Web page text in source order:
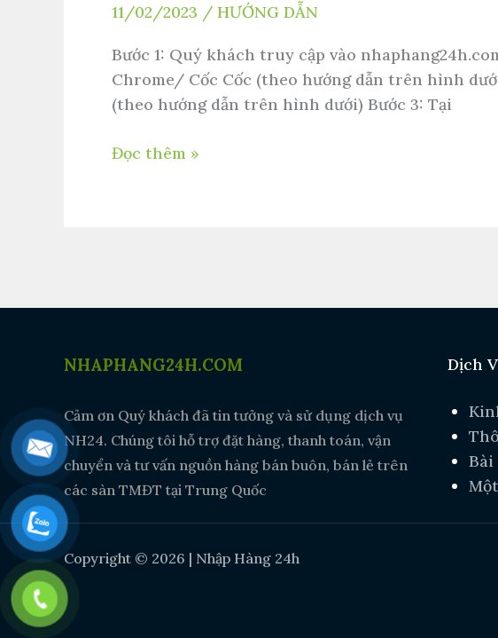
11/02/2023 / HƯỚNG DẪN
Bước 1: Quý khách truy cập vào
Chrome/ Cốc Cốc (theo hướng dẫn trên hình
(theo hướng dẫn trên hình dưới) Bước 3: Tại
công
cụ
đặt
hàng
trên
trình
Đọc thêm »
NHAPHANG24H.COM
Cảm ơn Quý khách đã tin tưởng và sử dụng dịch vụ
NH24. Chúng tôi hỗ trợ đặt hàng, thanh toán, vận
chuyển và tư vấn nguồn hàng bán buôn, bán lẻ trên
các sàn TMĐT tại Trung Quốc
Dịch
Bài
Copyright © 2026 | Nhập Hàng 24h